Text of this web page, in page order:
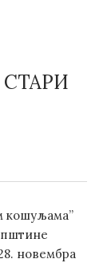
кошуљама”
новембра